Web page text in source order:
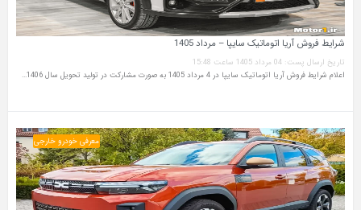
شرایط فروش آریا اتوماتیک سایپا – مرداد 1405
تاریخ ارسال پست: 04 مرداد 1405 ساعت 15:48
اعلام شرایط فروش آریا اتوماتیک سایپا در 4 مرداد 1405 به صورت مشارکت در تولید تحویل سال 1406…
معرفی خودرو خارجی